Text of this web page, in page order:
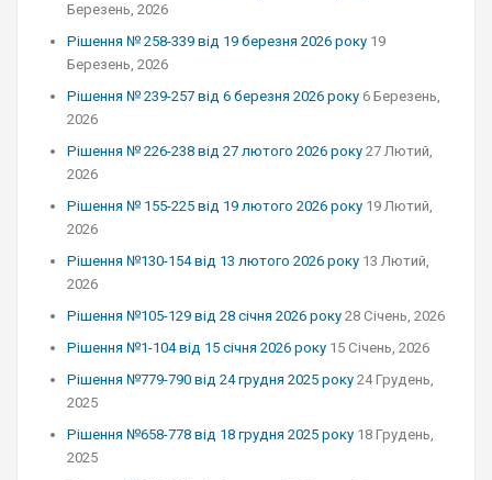
Березень, 2026
Рішення № 258-339 від 19 березня 2026 року 19
Березень, 2026
Рішення № 239-257 від 6 березня 2026 року 6 Березень,
2026
Рішення № 226-238 від 27 лютого 2026 року 27 Лютий,
2026
Рішення № 155-225 від 19 лютого 2026 року 19 Лютий,
2026
Рішення №130-154 від 13 лютого 2026 року 13 Лютий,
2026
Рішення №105-129 від 28 січня 2026 року 28 Січень, 2026
Рішення №1-104 від 15 січня 2026 року 15 Січень, 2026
Рішення №779-790 від 24 грудня 2025 року 24 Грудень,
2025
Рішення №658-778 від 18 грудня 2025 року 18 Грудень,
2025